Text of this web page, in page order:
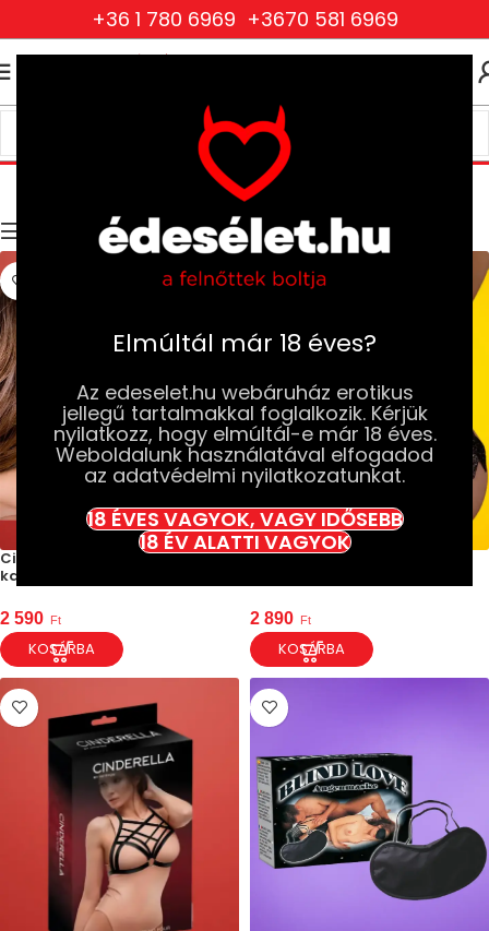
Elmúltál már 18 éves?
Az edeselet.hu webáruház erotikus
jellegű tartalmakkal foglalkozik. Kérjük
nyilatkozz, hogy elmúltál-e már 18 éves.
Weboldalunk használatával elfogadod
az adatvédelmi nyilatkozatunkat.
18 ÉVES VAGYOK, VAGY IDŐSEBB
18 ÉV ALATTI VAGYOK
+36 1 780 6969 +3670 581 6969
Kiegészítők és ékszerek
Ruhák és Fehérneműk
Cinderella – Nyakörv dupla
karikával – Vegán bőr (fekete)
2 590 Ft
KOSÁRBA
Taboom Nipple X Covers –
2 890 Ft
KOSÁRBA